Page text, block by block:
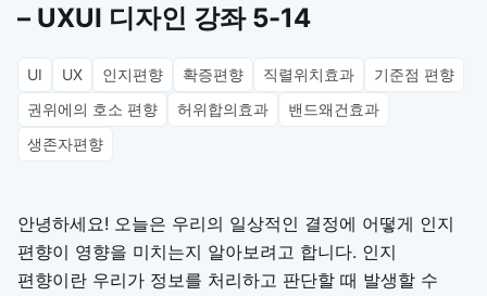
– UXUI 디자인 강좌 5-14
UI UX 인지편향 확증편향 직렬위치효과
기준점 편향
권위에의 호소 편향
허위합의효과
밴드왜건효과
생존자편향
안녕하세요! 오늘은 우리의 일상적인 결정에 어떻게 인지
편향이 영향을 미치는지 알아보려고 합니다. 인지
편향이란 우리가 정보를 처리하고 판단할 때 발생할 수